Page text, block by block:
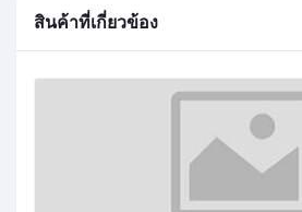
สินค้าที่เกี่ยวข้อง